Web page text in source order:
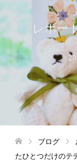
〈レポー
ブログ
たひとつだけのテ